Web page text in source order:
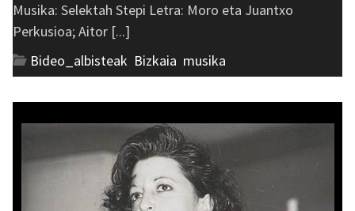
Musika: Selektah Stepi Letra: Moro eta Juantxo
Perkusioa; Aitor [...]
Bideo_albisteak Bizkaia musika